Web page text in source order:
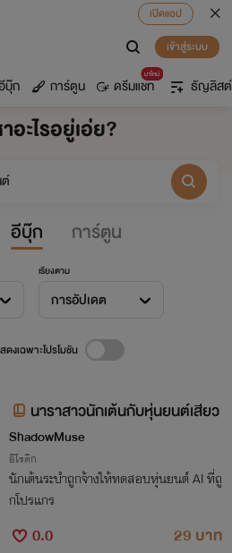
เปิดแอป
เข้าสู่ระบบ
บุ๊ก การ์ตูน
มาใหม่
ดรีมแชท ธัญลิสต์
อะไรอยู่เอ่ย?
อีบุ๊ก การ์ตูน
เรียงตาม
การอัปเดต
ดงเฉพาะโปรโมชัน
นาราสาวนักเต้นกับหุ่นยนต์เสียว
ShadowMuse
อีโรติก
นักเต้นระบำถูกจ้างให้ทดสอบหุ่นยนต์ AI ที่ถู
กโปรแกร
0.0
29 บาท